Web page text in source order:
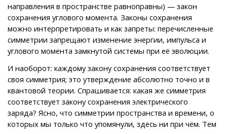
направления в пространстве равноправны) — закон
сохранения углового момента. Законы сохранения
можно интерпретировать и как запреты: перечисленные
симметрии запрещают изменение энергии, импульса и
углового момента замкнутой системы при её эволюции.
И наоборот: каждому закону сохранения соответствует
своя симметрия; это утверждение абсолютно точно и в
квантовой теории. Спрашивается: какая же симметрия
соответствует закону сохранения электрического
заряда? Ясно, что симметрии пространства и времени, о
которых мы только что упомянули, здесь ни при чём. Тем